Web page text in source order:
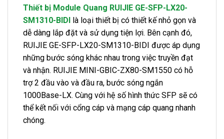
Thiết bị Module Quang RUIJIE GE-SFP-LX20-
SM1310-BIDI
là loại thiết bị có thiết kế nhỏ gọn và
dễ dàng lắp đặt và sử dụng tiện lợi. Bên cạnh đó,
RUIJIE GE-SFP-LX20-SM1310-BIDI được áp dụng
những bước sóng khác nhau trong việc truyền đạt
và nhận. RUIJIE MINI-GBIC-ZX80-SM1550 có hỗ
trợ 2 đầu vào và đầu ra, bước sóng ngắn
1000Base-LX. Cùng với hệ số hình thức SFP sẽ có
thể kết nối với cổng cáp và mạng cáp quang nhanh
chóng.